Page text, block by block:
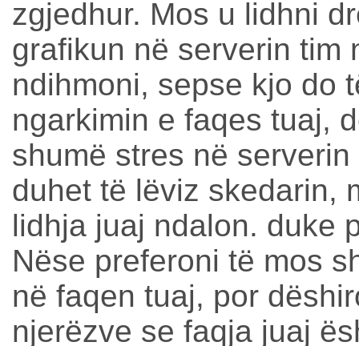
zgjedhur. Mos u lidhni
grafikun në serverin tim
ndihmoni, sepse kjo do
ngarkimin e faqes tuaj,
shumë stres në
duhet të lëviz skedarin,
lidhja juaj ndalon. duke
Nëse preferoni të mos
në faqen tuaj, por
njerëzve se faqja juaj